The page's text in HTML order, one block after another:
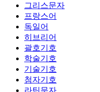
그리스문자
프랑스어
독일어
히브리어
괄호기호
학술기호
기술기호
첨자기호